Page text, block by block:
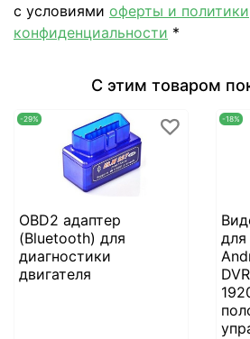
с условиями оферты и политики
конфиденциальности *
С этим товаром
-29%
OBD2 адаптер
(Bluetooth) для
диагностики
двигателя
-18%
для